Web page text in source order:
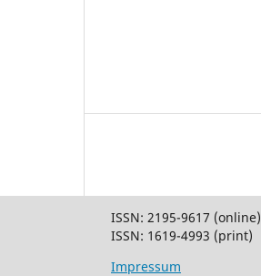
ISSN: 2195-9617 (online)
ISSN: 1619-4993 (print)
Impressum